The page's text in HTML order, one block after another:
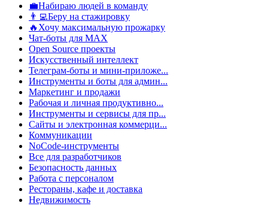
💼Набираю людей в команду
👨‍💻Беру на стажировку
🔥Хочу максимальную прожарку
Чат-боты для MAX
Open Source проекты
Искусственный интеллект
Телеграм-боты и мини-приложе...
Инструменты и боты для админ...
Маркетинг и продажи
Рабочая и личная продуктивно...
Инструменты и сервисы для пр...
Сайты и электронная коммерци...
Коммуникации
NoCode-инструменты
Все для разработчиков
Безопасность данных
Работа с персоналом
Рестораны, кафе и доставка
Недвижимость